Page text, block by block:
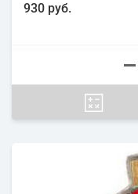
930 руб.